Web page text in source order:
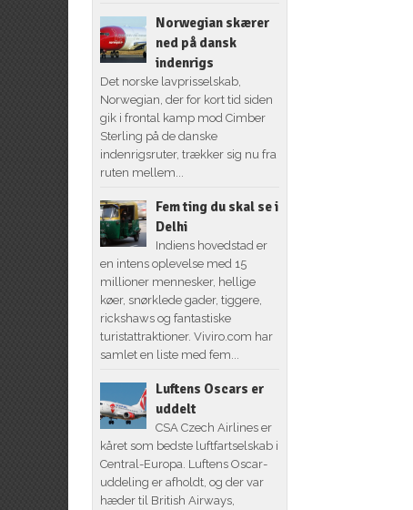
Norwegian skærer
ned på dansk
indenrigs
Det norske lavprisselskab,
Norwegian, der for kort tid siden
gik i frontal kamp mod Cimber
Sterling på de danske
indenrigsruter, trækker sig nu fra
ruten mellem...
Fem ting du skal se i
Delhi
Indiens hovedstad er
en intens oplevelse med 15
millioner mennesker, hellige
køer, snørklede gader, tiggere,
rickshaws og fantastiske
turistattraktioner. Viviro.com har
samlet en liste med fem...
Luftens Oscars er
uddelt
CSA Czech Airlines er
kåret som bedste luftfartselskab i
Central-Europa. Luftens Oscar-
uddeling er afholdt, og der var
hæder til British Airways,